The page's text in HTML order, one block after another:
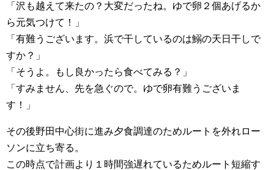
「沢も越えて来たの？大変だったね。ゆで卵２個あげるか
ら元気つけて！」
「有難うございます。浜で干しているのは鰯の天日干しで
すか？」
「そうよ。もし良かったら食べてみる？」
「すみません、先を急ぐので。ゆで卵有難うございま
す！」
その後野田中心街に進み夕食調達のためルートを外れロー
ソンに立ち寄る。
この時点で計画より１時間強遅れているためルート短縮す